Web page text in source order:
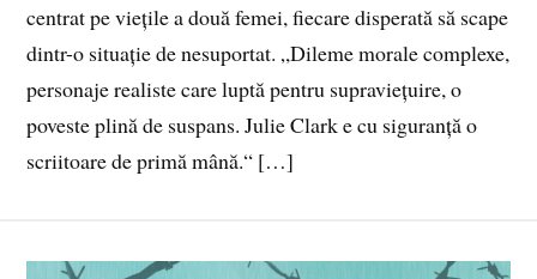
centrat pe viețile a două femei, fiecare disperată să scape
dintr-o situație de nesuportat. „Dileme morale complexe,
personaje realiste care luptă pentru supraviețuire, o
poveste plină de suspans. Julie Clark e cu siguranță o
scriitoare de primă mână.“ […]